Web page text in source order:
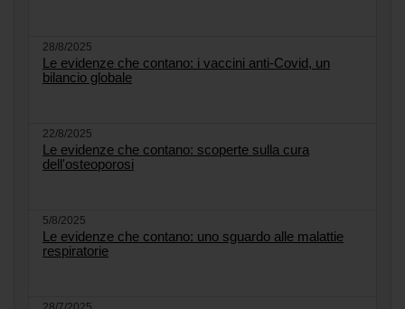
28/8/2025
Le evidenze che contano: i vaccini anti-Covid, un
bilancio globale
22/8/2025
Le evidenze che contano: scoperte sulla cura
dell'osteoporosi
5/8/2025
Le evidenze che contano: uno sguardo alle malattie
respiratorie